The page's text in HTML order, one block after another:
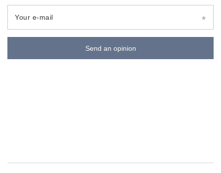
Your e-mail
Send an opinion